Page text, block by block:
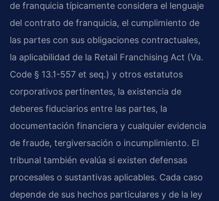
de franquicia típicamente considera el lenguaje
del contrato de franquicia, el cumplimiento de
las partes con sus obligaciones contractuales,
la aplicabilidad de la Retail Franchising Act (Va.
Code § 13.1-557 et seq.) y otros estatutos
corporativos pertinentes, la existencia de
deberes fiduciarios entre las partes, la
documentación financiera y cualquier evidencia
de fraude, tergiversación o incumplimiento. El
tribunal también evalúa si existen defensas
procesales o sustantivas aplicables. Cada caso
depende de sus hechos particulares y de la ley